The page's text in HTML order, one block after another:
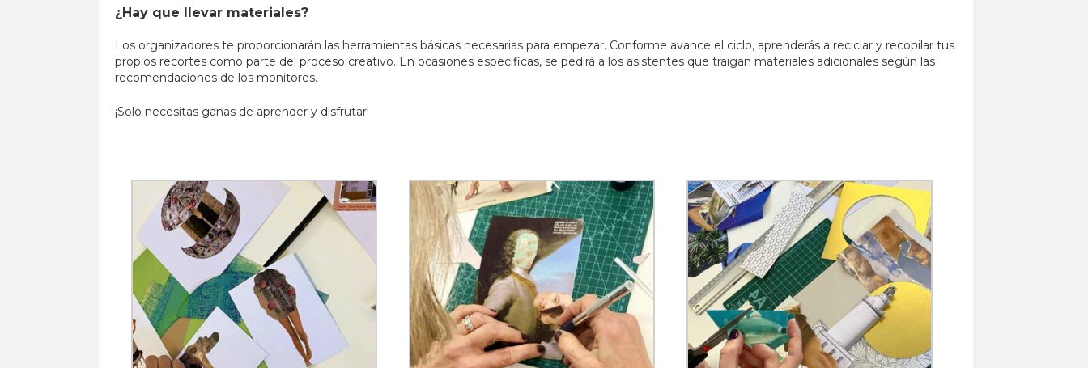
¿Hay que llevar materiales?
Los organizadores te proporcionarán las herramientas básicas necesarias para empezar. Conforme avance el ciclo, aprenderás a reciclar y recopilar tus
propios recortes como parte del proceso creativo. En ocasiones específicas, se pedirá a los asistentes que traigan materiales adicionales según las
recomendaciones de los monitores.
¡Solo necesitas ganas de aprender y disfrutar!